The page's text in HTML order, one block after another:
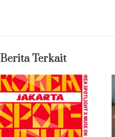
Berita Terkait